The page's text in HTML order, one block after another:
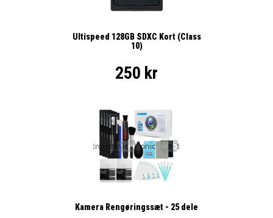
Ultispeed 128GB SDXC Kort (Class
10)
250 kr
Kamera Rengøringssæt - 25 dele